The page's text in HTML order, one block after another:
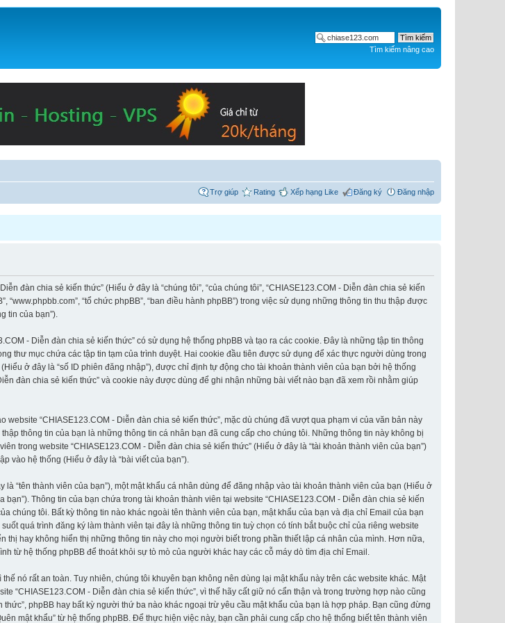
Tìm kiếm nâng cao
Trợ giúp Rating Xếp hạng Like Đăng ký Đăng nhập
đàn chia sẻ kiến thức” (Hiểu ở đây là “chúng tôi”, “của chúng tôi”, “CHIASE123.COM - Diễn đàn chia sẻ kiến
“www.phpbb.com”, “tổ chức phpBB”, “ban điều hành phpBB”) trong việc sử dụng những thông tin thu thập được
tin của bạn”).
- Diễn đàn chia sẻ kiến thức” có sử dụng hệ thống phpBB và tạo ra các cookie. Đây là những tập tin thông
thư mục chứa các tập tin tạm của trình duyệt. Hai cookie đầu tiên được sử dụng để xác thực người dùng trong
ở đây là “số ID phiên đăng nhập”), được chỉ định tự động cho tài khoản thành viên của bạn bởi hệ thống
đàn chia sẻ kiến thức” và cookie này được dùng để ghi nhận những bài viết nào bạn đã xem rồi nhằm giúp
“CHIASE123.COM - Diễn đàn chia sẻ kiến thức”, mặc dù chúng đã vượt qua phạm vi của văn bản này
thông tin của bạn là những thông tin cá nhân bạn đã cung cấp cho chúng tôi. Những thông tin này không bị
trong website “CHIASE123.COM - Diễn đàn chia sẻ kiến thức” (Hiểu ở đây là “tài khoản thành viên của bạn”)
vào hệ thống (Hiểu ở đây là “bài viết của bạn”).
“tên thành viên của bạn”), một mật khẩu cá nhân dùng để đăng nhập vào tài khoản thành viên của bạn (Hiểu ở
Thông tin của bạn chứa trong tài khoản thành viên tại website “CHIASE123.COM - Diễn đàn chia sẻ kiến
chúng tôi. Bất kỳ thông tin nào khác ngoài tên thành viên của bạn, mật khẩu của bạn và địa chỉ Email của bạn
quá trình đăng ký làm thành viên tại đây là những thông tin tuỳ chọn có tính bắt buộc chỉ của riêng website
hay không hiển thị những thông tin này cho mọi người biết trong phần thiết lập cá nhân của mình. Hơn nữa,
từ hệ thống phpBB để thoát khỏi sự tò mò của người khác hay các cỗ máy dò tìm địa chỉ Email.
nó rất an toàn. Tuy nhiên, chúng tôi khuyên bạn không nên dùng lại mật khẩu này trên các website khác. Mật
“CHIASE123.COM - Diễn đàn chia sẻ kiến thức”, vì thế hãy cất giữ nó cẩn thận và trong trường hợp nào cũng
phpBB hay bất kỳ người thứ ba nào khác ngoại trừ yêu cầu mật khẩu của bạn là hợp pháp. Bạn cũng đừng
mật khẩu” từ hệ thống phpBB. Để thực hiện việc này, bạn cần phải cung cấp cho hệ thống biết tên thành viên